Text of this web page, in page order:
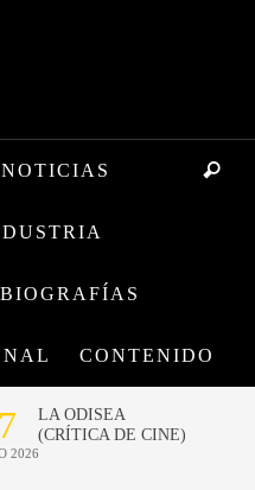
NOTICIAS
BIOGRAFÍAS
CONTENIDO